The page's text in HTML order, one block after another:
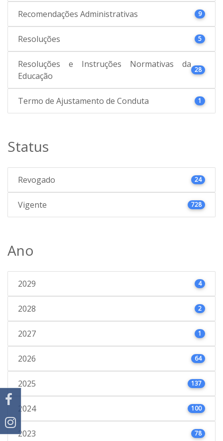
Recomendações Administrativas 9
Resoluções 5
Resoluções e Instruções Normativas da
Educação
28
Termo de Ajustamento de Conduta 1
Status
Revogado 24
Vigente 728
Ano
2029 4
2028 2
2027 1
2026 64
2025 137
2024 100
2023 78